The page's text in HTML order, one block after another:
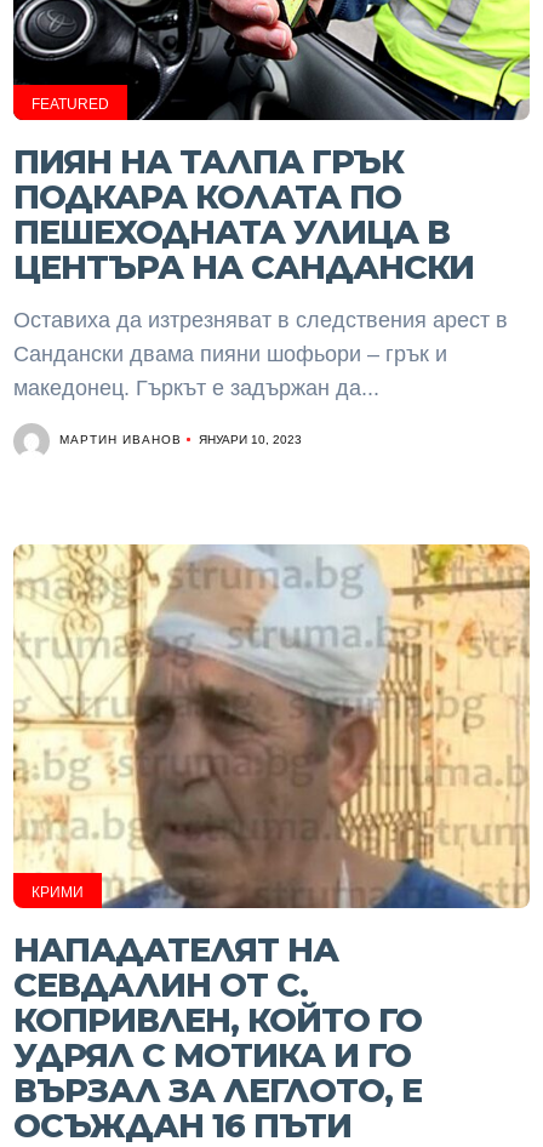
FEATURED
ПИЯН НА ТАЛПА ГРЪК
ПОДКАРА КОЛАТА ПО
ПЕШЕХОДНАТА УЛИЦА В
ЦЕНТЪРА НА САНДАНСКИ
Оставиха да изтрезняват в следствения арест в
Сандански двама пияни шофьори – грък и
македонец. Гъркът е задържан да...
МАРТИН ИВАНОВ ЯНУАРИ 10, 2023
КРИМИ
НАПАДАТЕЛЯТ НА
СЕВДАЛИН ОТ С.
КОПРИВЛЕН, КОЙТО ГО
УДРЯЛ С МОТИКА И ГО
ВЪРЗАЛ ЗА ЛЕГЛОТО, Е
ОСЪЖДАН 16 ПЪТИ